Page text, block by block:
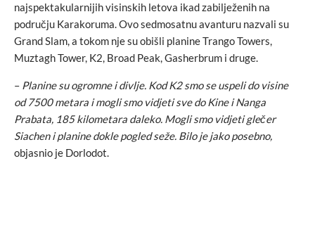
najspektakularnijih visinskih letova ikad zabilježenih na
području Karakoruma. Ovo sedmosatnu avanturu nazvali su
Grand Slam, a tokom nje su obišli planine Trango Towers,
Muztagh Tower, K2, Broad Peak, Gasherbrum i druge.
– Planine su ogromne i divlje. Kod K2 smo se uspeli do visine
od 7500 metara i mogli smo vidjeti sve do Kine i Nanga
Prabata, 185 kilometara daleko. Mogli smo vidjeti glečer
Siachen i planine dokle pogled seže. Bilo je jako posebno,
objasnio je Dorlodot.